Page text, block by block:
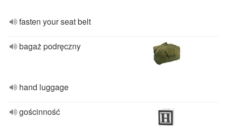
fasten your seat belt
bagaż podręczny
hand luggage
gościnność